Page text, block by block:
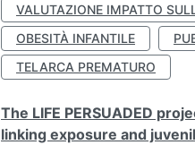
VALUTAZIONE IMPATTO
OBESITÀ INFANTILE
TELARCA PREMATURO
The LIFE PERSUADED
linking exposure and